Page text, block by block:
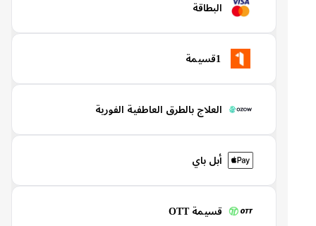
البطاقة
العلاج بالطرق العاطفية الفورية
أبل باي
قسيمة OTT